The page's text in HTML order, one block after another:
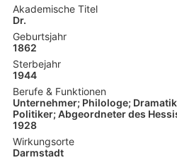
Akademische Titel
Dr.
Geburtsjahr
1862
Sterbejahr
1944
Berufe & Funktionen
Unternehmer; Philologe;
Politiker; Abgeordneter des
1928
Wirkungsorte
Darmstadt